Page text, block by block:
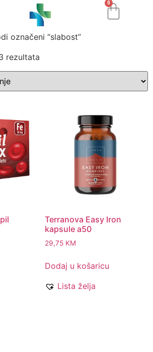
0
označeni “slabost”
rezultata
Terranova Easy Iron
kapsule a50
29,75 KM
Dodaj u košaricu
Lista želja